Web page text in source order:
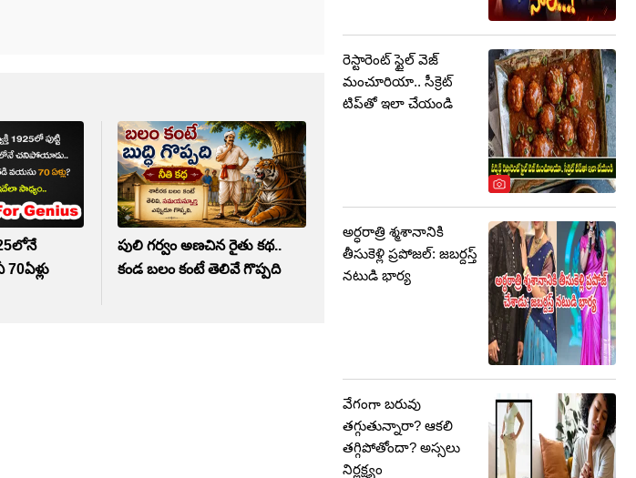
పులి గర్వం అణచిన రైతు కథ..
కండ బలం కంటే తెలివే గొప్పది
రెస్టారెంట్ స్టైల్ వెజ్
మంచూరియా.. సీక్రెట్
టిప్‌తో ఇలా చేయండి
అర్ధరాత్రి శ్మశానానికి
తీసుకెళ్లి ప్రపోజల్: జబర్దస్త్
నటుడి భార్య
వేగంగా బరువు
తగ్గుతున్నారా? ఆకలి
తగ్గిపోతోందా? అస్సలు
నిర్లక్ష్యం